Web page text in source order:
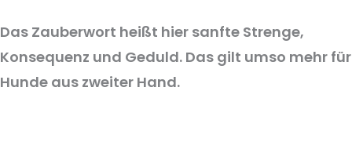
Das Zauberwort heißt hier sanfte Strenge,
Konsequenz und Geduld. Das gilt umso mehr für
Hunde aus zweiter Hand.